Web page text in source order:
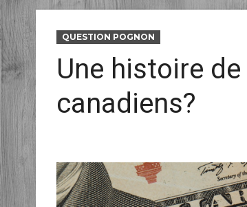
QUESTION POGNON
Une histoire
canadiens?